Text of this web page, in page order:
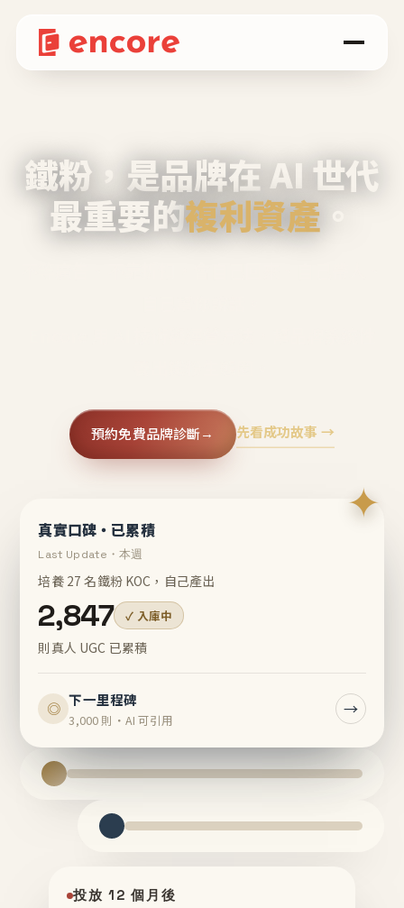
鐵粉，是品牌在 AI 世代
最重要的複利資產 。
預約免費品牌診斷→ 先看成功故事 →
✦
真實口碑・已累積
Last Update・本週
培養 27 名鐵粉 KOC，自己產出
2,847 ✓ 入庫中
則真人 UGC 已累積
◎ 下一里程碑
3,000 則・AI 可引用
→
投放 12 個月後